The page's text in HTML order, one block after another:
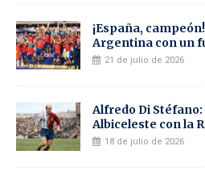
¡España,
Argentina con un
21 de julio de 2026
Alfredo Di Stéfano:
Albiceleste con la
18 de julio de 2026